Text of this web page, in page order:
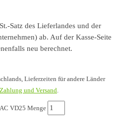
Satz des Lieferlandes und der
ab. Auf der Kasse-Seite
neu berechnet.
Lieferzeiten für andere Länder
Zahlung und Versand
VD25 Menge